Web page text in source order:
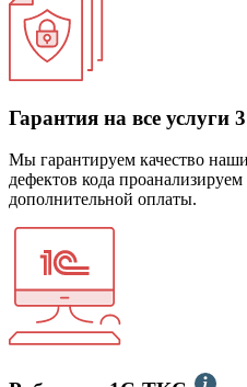
Гарантия на все услуги
Мы гарантируем качество
дефектов кода
дополнительной оплаты.